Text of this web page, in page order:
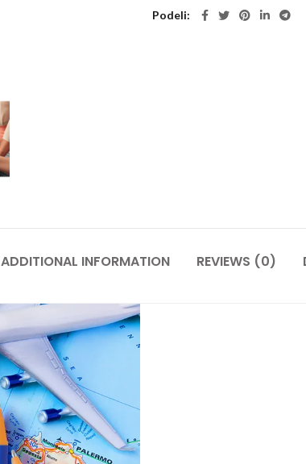
Podeli
ADDITIONAL INFORMATION REVIEWS (0)